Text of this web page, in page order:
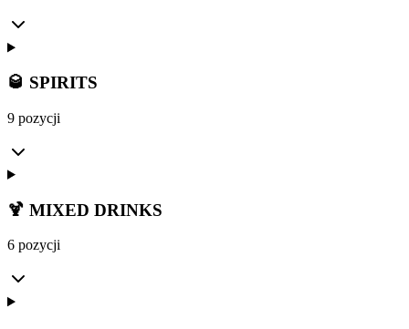
🥃 SPIRITS
9 pozycji
🍹 MIXED DRINKS
6 pozycji